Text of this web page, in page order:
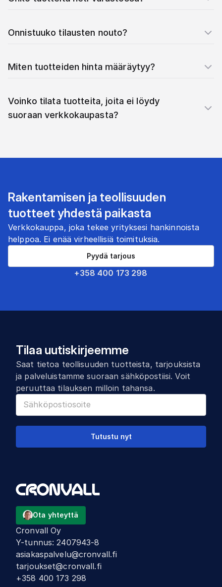
Onnistuuko tilausten nouto?
Miten tuotteiden hinta määräytyy?
Voinko tilata tuotteita, joita ei löydy
suoraan verkkokaupasta?
Rakentamisen ja teollisuuden
tuotteet yhdestä paikasta
Verkkokauppa, joka tekee yrityksesi hankinnoista
helppoa. Ei enää virheellisiä toimituksia.
+358 400 173 298
Pyydä tarjous
Tilaa uutiskirjeemme
Saat tietoa teollisuuden tuotteista, tarjouksista
ja palveluistamme suoraan sähköpostiisi. Voit
peruuttaa tilauksen milloin tahansa.
Tutustu nyt
Ota yhteyttä
Cronvall Oy
Y-tunnus:2407943-8
asiakaspalvelu@cronvall.fi
tarjoukset@cronvall.fi
+358 400 173 298